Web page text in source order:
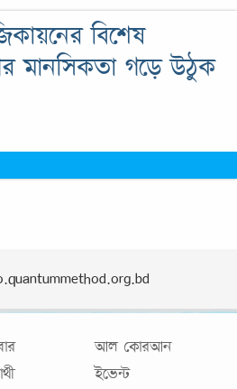
বিশেষ
মানসিকতা গড়ে উঠুক
আল কোরআন
ইভেন্ট